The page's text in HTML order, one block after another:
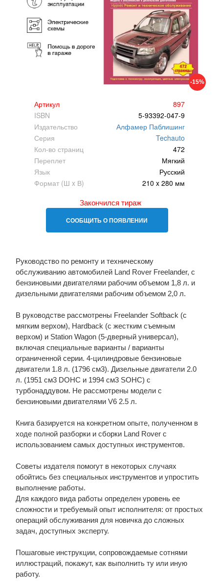
-15%
Артикул
897
ISBN
5-93392-047-9
Издательство
Алфамер Паблишинг
Серия
Techauto
Кол-во страниц
472
Переплет
Мягкий
Язык
Русский
Формат (Ш x В)
210 x 280 мм
Закончился тираж
СООБЩИТЬ О ПОЯВЛЕНИИ
Руководство по ремонту и техническому
обслуживанию автомобилей Land Rover Freelander, с
бензиновыми двигателями рабочим объемом 1,8 л. и
дизельными двигателями рабочим объемом 2,0 л.
В руководстве рассмотрены Freelander Softback (с
мягким верхом), Hardback (с жестким съемным
верхом) и Station Wagon (5-дверный универсал),
включая специальные варианты / варианты
ограниченной серии. 4-цилиндровые бензиновые
двигатели 1.8 л. (1796 см3). Дизельные двигатели 2.0
л. (1951 см3 DOHC и 1994 см3 SOHC) с
турбонаддувом. Не рассмотрены модели с
бензиновыми двигателями V6 2.5 л.
Книга базируется на конкретном опыте, полученном в
ходе полной разборки и сборки Land Rover с
использованием самых доступных инструментов.
Советы издателя помогут в некоторых случаях
обойтись без специальных инструментов и упростить
выполнение работы.
Для каждого вида работы определен уровень ее
сложности и требуемый опыт исполнителя: от простых
операций обслуживания для новичка до сложных
задач, доступных эксперту.
Пошаговые инструкции, сопровождаемые сотнями
иллюстраций, покажут, как выполнить ту или иную
работу.